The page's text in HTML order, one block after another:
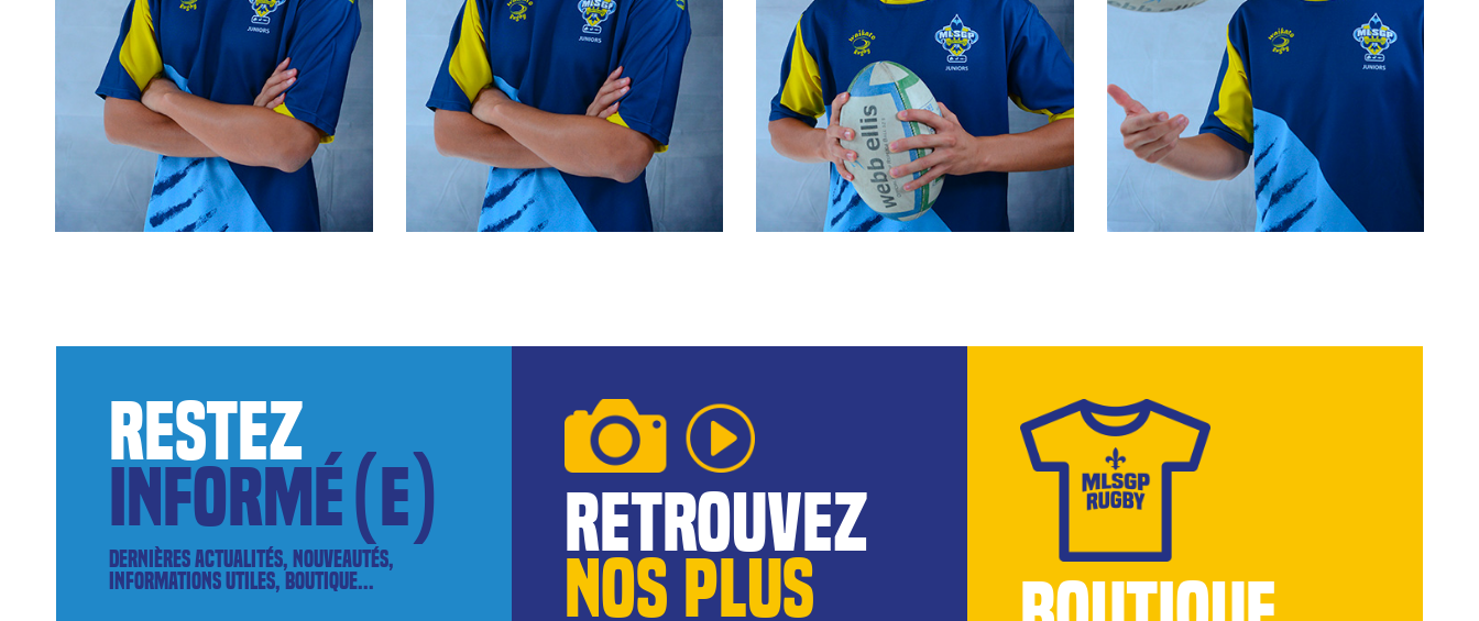
restez
informé(e)
Dernières actualités, nouveautés,
informations utiles, boutique...
reTROUVEZ
NOS pLUS